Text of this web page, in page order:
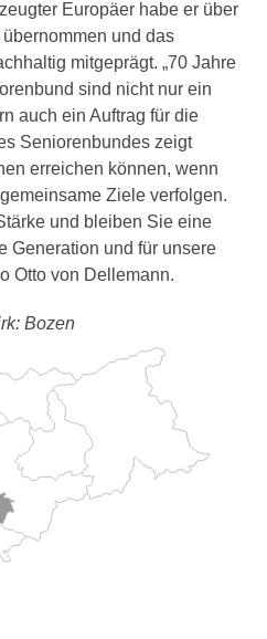
Europäer habe er über
und das
mitgeprägt. „70 Jahre
sind nicht nur ein
auch ein Auftrag für die
Seniorenbundes zeigt
erreichen können, wenn
Ziele verfolgen.
und bleiben Sie eine
Generation und für unsere
Otto von Dellemann.
Bozen